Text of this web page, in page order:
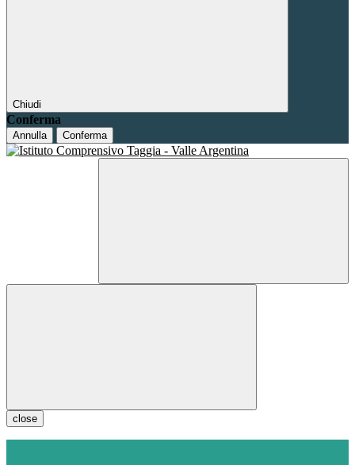
Chiudi
Conferma
Annulla Conferma
close